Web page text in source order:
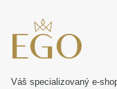
Váš specializovaný e-